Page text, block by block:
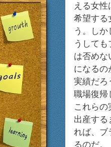
える女
希望する
う。し
うして
は否めな
になるの
実績だろ
職場復帰
これらの
出産する
れば、ブ
るのだ。